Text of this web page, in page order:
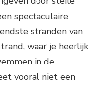
spectaculaire
stranden van
waar je heerlijk
in de
vooral niet een